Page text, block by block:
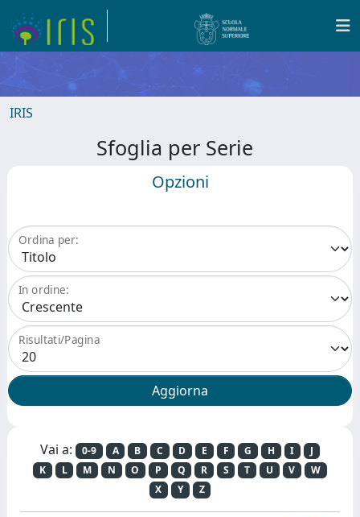
IRIS
Sfoglia per Serie
Opzioni
Ordina per:
In ordine:
Risultati/Pagina
Vai a: 0-9 A B C D E F G H I
J
K
L M N O P Q R S T U V
W
X
Y Z